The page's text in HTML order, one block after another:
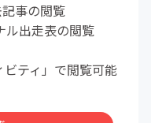
事の閲覧
ル出走表の閲覧
ティ」で閲覧可能